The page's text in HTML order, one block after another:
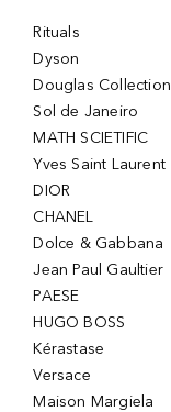
Rituals
Dyson
Douglas Collection
Sol de Janeiro
MATH SCIETIFIC
Yves Saint Laurent
DIOR
CHANEL
Dolce & Gabbana
Jean Paul Gaultier
PAESE
HUGO BOSS
Kérastase
Versace
Maison Margiela